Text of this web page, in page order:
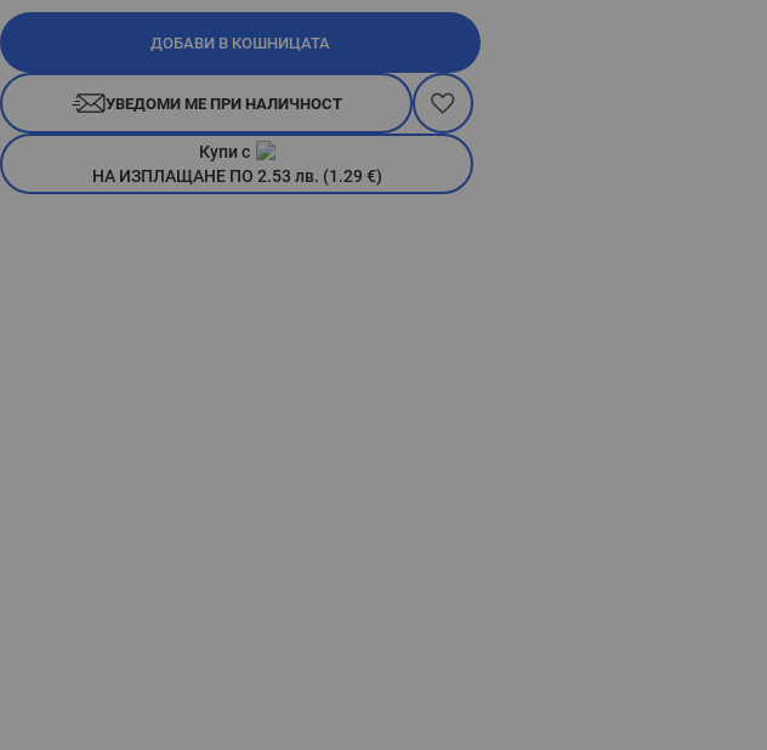
ДОБАВИ В КОШНИЦАТА
Купи с
НА ИЗПЛАЩАНЕ ПО 2.53 лв. (1.29 €)
УВЕДОМИ МЕ ПРИ НАЛИЧНОСТ